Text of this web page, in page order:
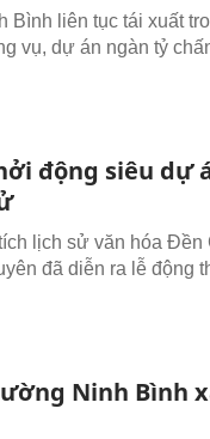
Bình liên tục tái xuất
vụ, dự án ngàn tỷ
động siêu dự
lịch sử văn hóa Đền
đã diễn ra lễ động
Ninh Bình